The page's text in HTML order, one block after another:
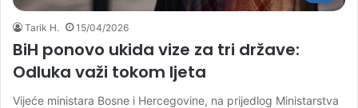
Tarik H. 15/04/2026
BiH ponovo ukida vize za tri države:
Odluka važi tokom ljeta
Vijeće ministara Bosne i Hercegovine, na prijedlog Ministarstva